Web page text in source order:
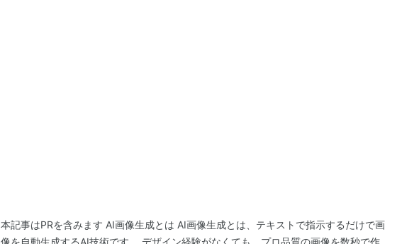
本記事はPRを含みます AI画像生成とは AI画像生成とは、テキストで指示するだけで画
像を自動生成するAI技術です。 デザイン経験がなくても、プロ品質の画像を数秒で作